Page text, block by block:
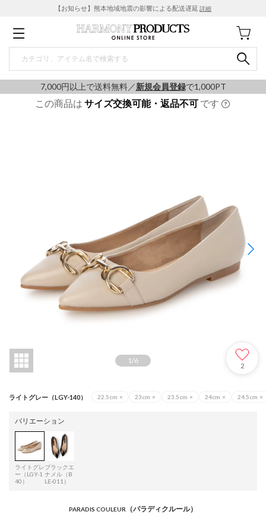
【お知らせ】熊本地域地震の影響による配送遅延 詳細
7,000円以上で送料無料／新規会員登録で1,000PT
この商品は サイズ交換可能・返品不可 です
1/6
2
ライトグレー（LGY-140） 22.5cm × 23cm × 23.5cm × 24cm × 24.5cm ×
バリエーション
ライトグレ
ー（LGY-1
40）
ブラックエ
ナメル（B
LE-011）
PARADIS COULEUR （パラディクルール）